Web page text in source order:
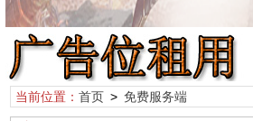
当前位置： 首页 > 免费服务端